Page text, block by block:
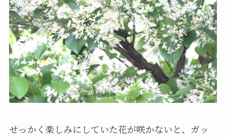
せっかく楽しみにしていた花が咲かないと、ガッ